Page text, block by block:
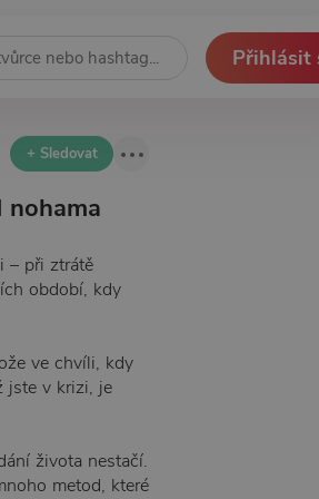
Přihlásit
+ Sledovat
– při ztrátě
období, kdy
ve chvíli, kdy
jste v krizi, je
života nestačí.
metod, které